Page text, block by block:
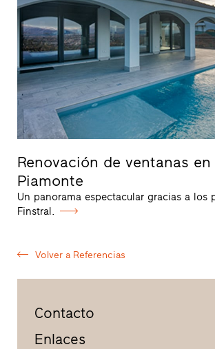
Renovación de ventanas en
Piamonte
Un panorama espectacular gracias a los
Finstral.
Volver a Referencias
Contacto
Enlaces